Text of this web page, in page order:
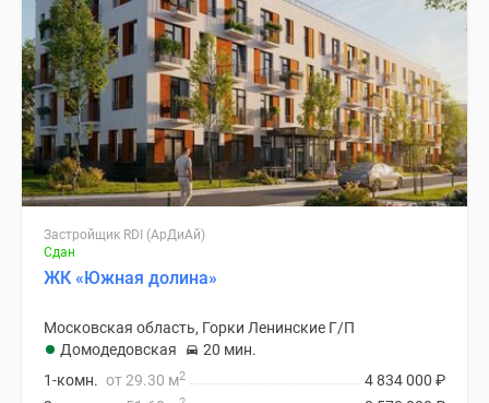
Застройщик RDI (АрДиАй)
Сдан
ЖК «Южная долина»
Московская область, Горки Ленинские Г/П
Домодедовская
20 мин.
4 834 000 ₽
1-комн. от 29.30 м2